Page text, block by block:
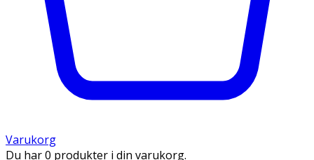
Varukorg
Du har 0 produkter i din varukorg.